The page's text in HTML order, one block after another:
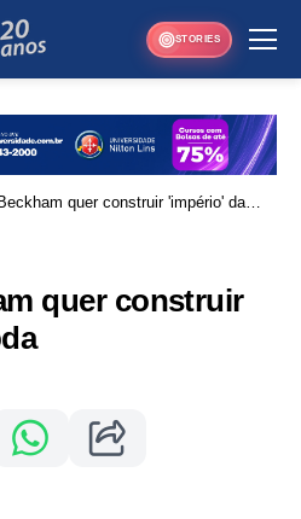
STORIES
quer construir 'império' da
quer construir